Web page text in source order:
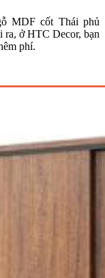
MDF cốt Thái phủ
ra, ở HTC Decor, bạn
phí.